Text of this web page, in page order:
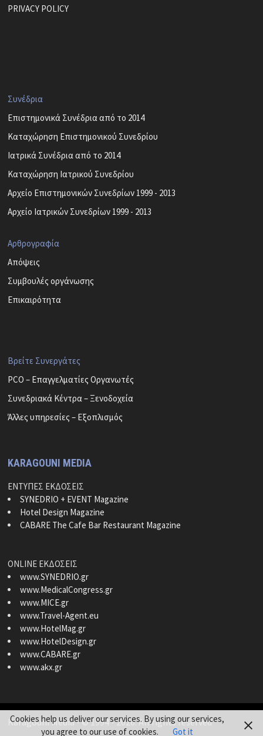
PRIVACY POLICY
Συνέδρια
Επιστημονικά Συνέδρια από το 2014
Καταχώρηση Επιστημονικού Συνεδρίου
Ιατρικά Συνέδρια από το 2014
Καταχώρηση Ιατρικού Συνεδρίου
Αρχείο Επιστημονικών Συνεδρίων 1999 - 2013
Αρχείο Ιατρικών Συνεδρίων 1999 - 2013
Αρθρογραφία
Απόψεις
Συμβουλές οργάνωσης
Επικαιρότητα
Βρείτε Συνεργάτες
PCO – Επαγγελματίες Οργανωτές
Συνεδριακά Κέντρα – Ξενοδοχεία
Άλλες υπηρεσίες – Εξοπλισμός
KARAGOUNI MEDIA
ΕΝΤΥΠΕΣ ΕΚΔΟΣΕΙΣ
SYNEDRIO + EVENT Magazine
Hotel Design Magazine
CABARE The Cafe Bar Restaurant Magazine
ONLINE ΕΚΔΟΣΕΙΣ
www.SYNEDRIO.gr
www.MedicalCongress.gr
www.MICE.gr
www.Travel-Agent.eu
www.HotelMag.gr
www.HotelDesign.gr
www.CABARE.gr
www.akx.gr
Karagouni Media- © 1994 - 2026. All rights reserved
Cookies help us deliver our services. By using our services,
you agree to our use of cookies.
Got it